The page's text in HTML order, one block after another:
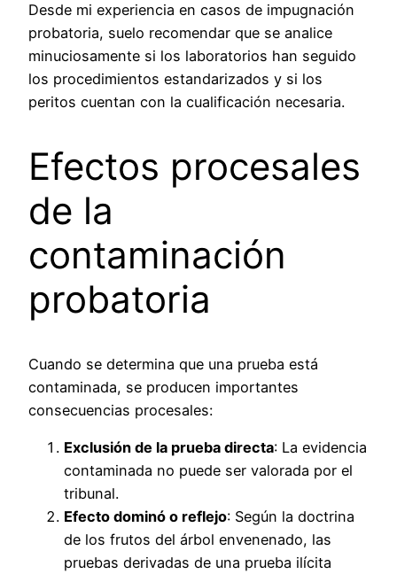
Desde mi experiencia en casos de impugnación
probatoria, suelo recomendar que se analice
minuciosamente si los laboratorios han seguido
los procedimientos estandarizados y si los
peritos cuentan con la cualificación necesaria.
Efectos procesales
de la
contaminación
probatoria
Cuando se determina que una prueba está
contaminada, se producen importantes
consecuencias procesales:
Exclusión de la prueba directa: La evidencia
contaminada no puede ser valorada por el
tribunal.
Efecto dominó o reflejo: Según la doctrina
de los frutos del árbol envenenado, las
pruebas derivadas de una prueba ilícita